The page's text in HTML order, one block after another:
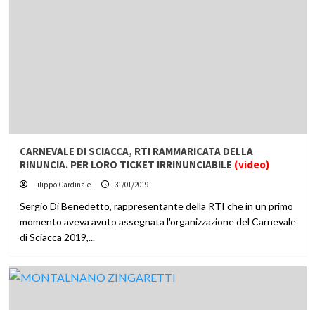
CARNEVALE DI SCIACCA, RTI RAMMARICATA DELLA
RINUNCIA. PER LORO TICKET IRRINUNCIABILE (video)
Filippo Cardinale 31/01/2019
Sergio Di Benedetto, rappresentante della RTI che in un primo
momento aveva avuto assegnata l'organizzazione del Carnevale
di Sciacca 2019,...